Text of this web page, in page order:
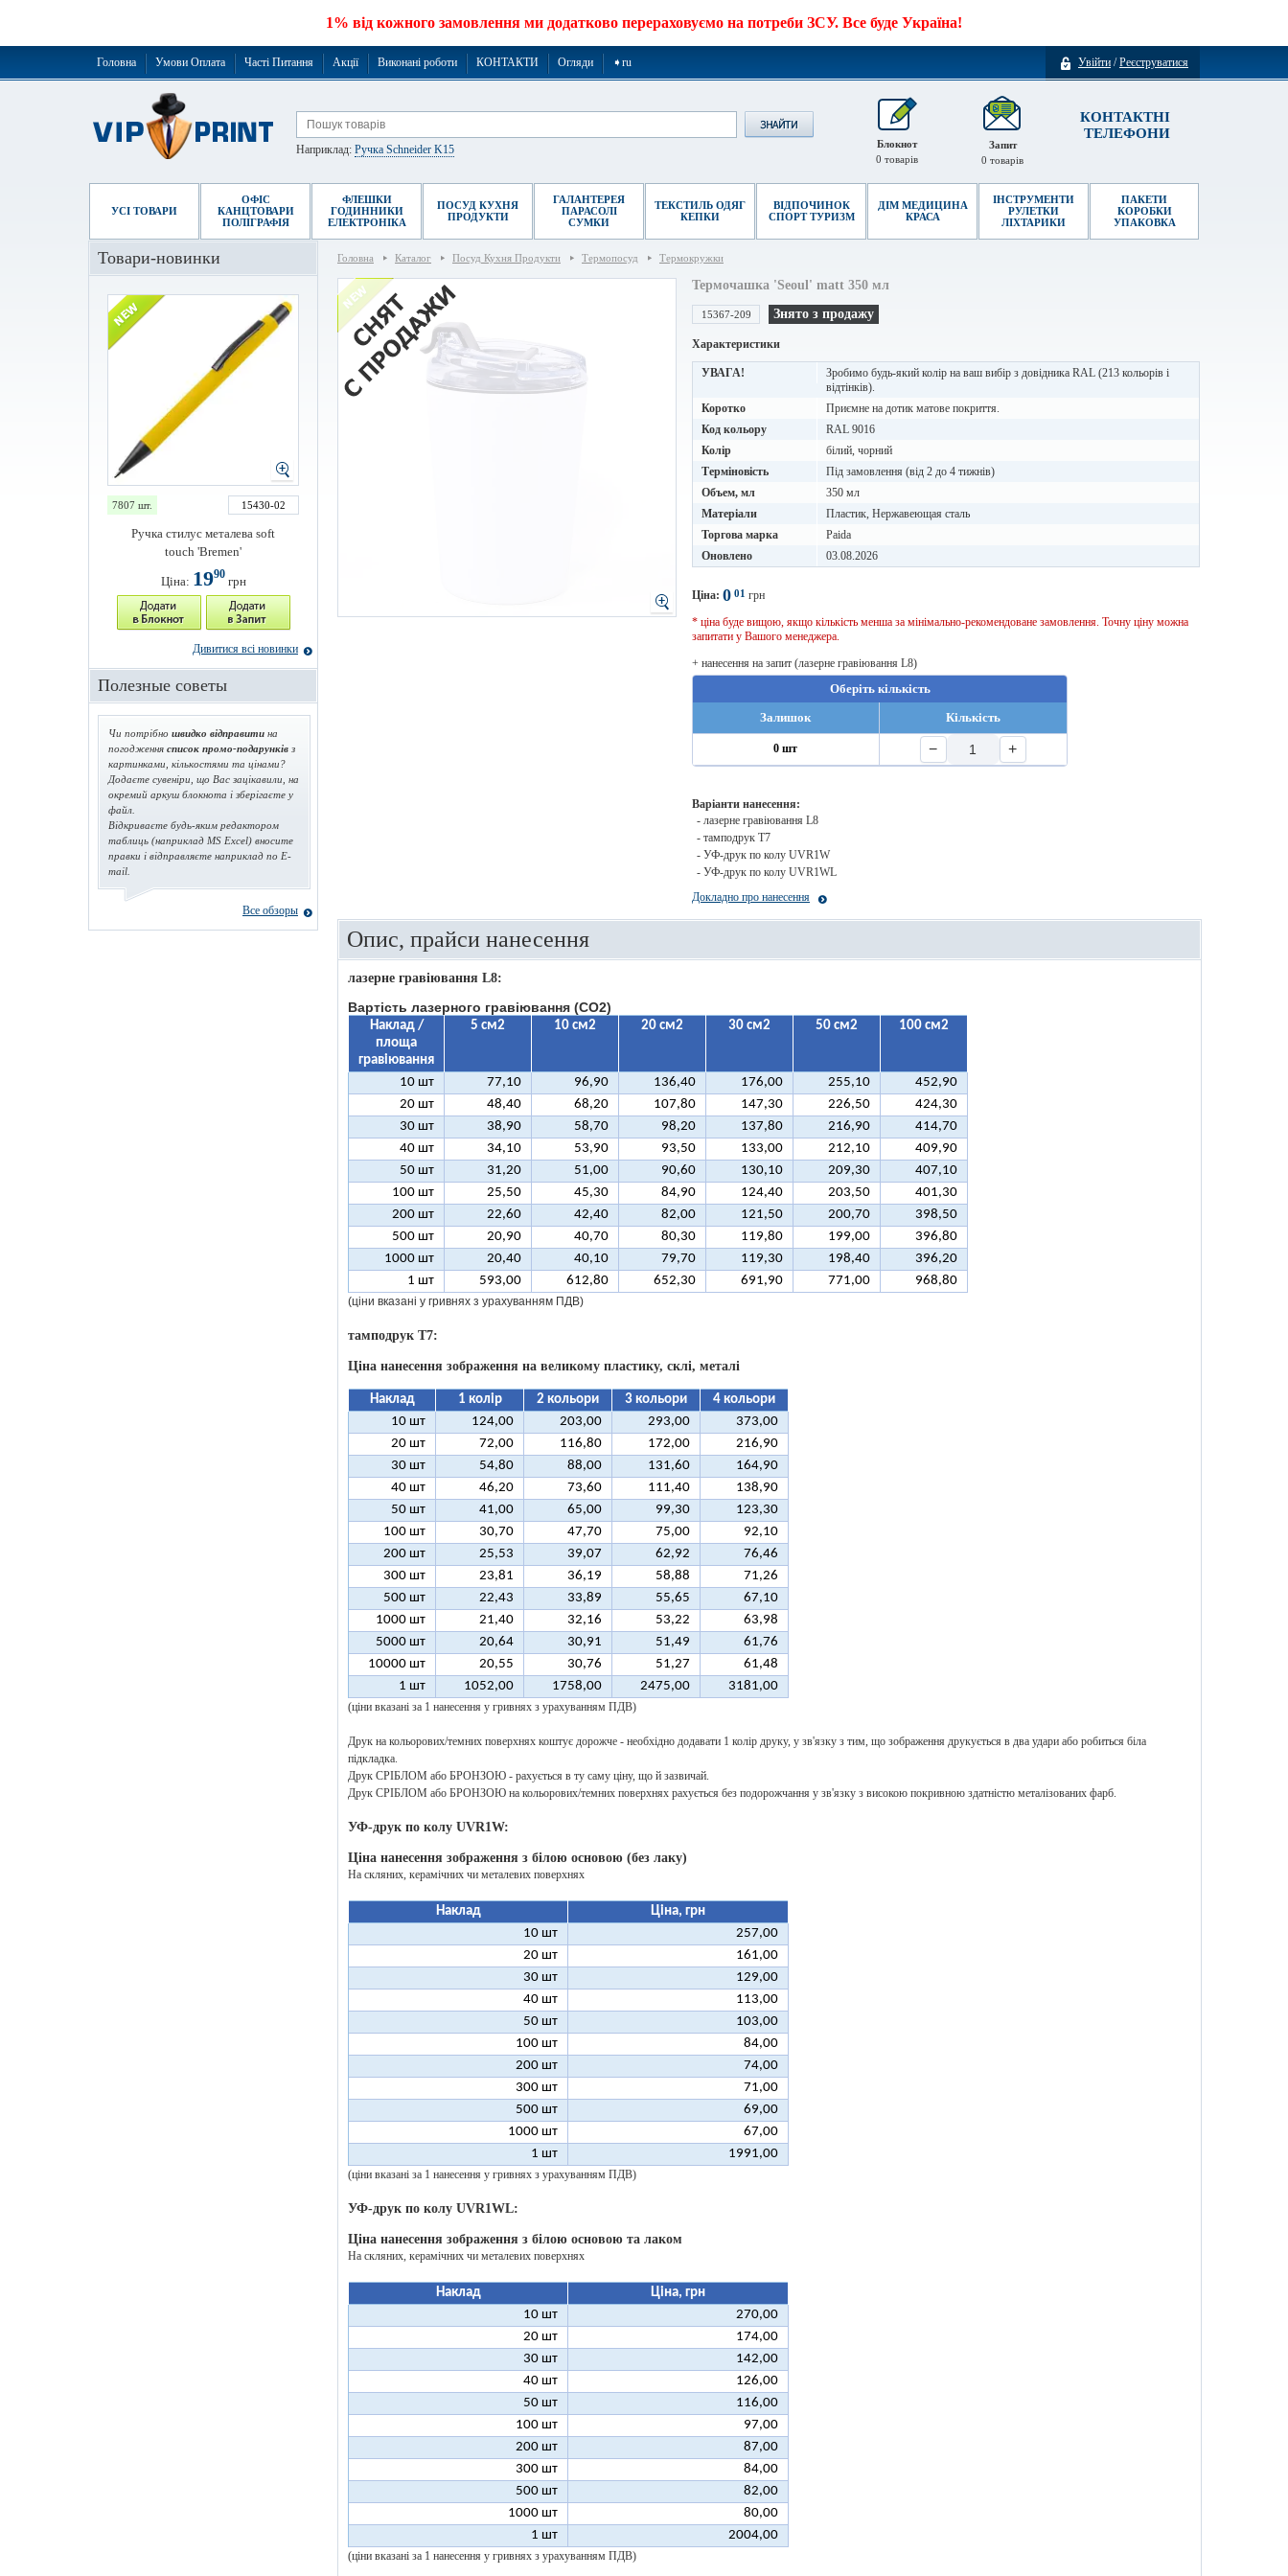
1% від кожного замовлення ми додатково перераховуємо на потреби ЗСУ. Все буде Україна!
Увійти /Реєструватися
Головна Умови Оплата Часті Питання Акції Виконані роботи КОНТАКТИ Огляди ➧ru
КОНТАКТНІ
ТЕЛЕФОНИ
Запит
0 товарів
Наприклад: Ручка Schneider K15
Блокнот
0 товарів
УСІ ТОВАРИ
ОФІС
КАНЦТОВАРИ
ПОЛІГРАФІЯ
ФЛЕШКИ
ГОДИННИКИ
ЕЛЕКТРОНІКА
ПОСУД КУХНЯ
ПРОДУКТИ
ГАЛАНТЕРЕЯ
ПАРАСОЛІ
СУМКИ
ТЕКСТИЛЬ ОДЯГ
КЕПКИ
ВІДПОЧИНОК
СПОРТ ТУРИЗМ
ДІМ МЕДИЦИНА
КРАСА
ІНСТРУМЕНТИ
РУЛЕТКИ
ЛІХТАРИКИ
ПАКЕТИ
КОРОБКИ
УПАКОВКА
Головна Каталог Посуд Кухня Продукти Термопосуд Термокружки
Термочашка 'Seoul' matt 350 мл
15367-209 Знято з продажу
Характеристики
УВАГА!
Зробимо будь-який колір на ваш вибір з довідника RAL (213 кольорів і
відтінків).
Коротко
Приємне на дотик матове покриття.
Код кольору
RAL 9016
Колір
білий, чорний
Терміновість
Під замовлення (від 2 до 4 тижнів)
Объем, мл
350 мл
Матеріали
Пластик, Нержавеющая сталь
Торгова марка
Paida
Оновлено
03.08.2026
Ціна: 0 01 грн
* ціна буде вищою, якщо кількість менша за мінімально-рекомендоване замовлення. Точну ціну можна
запитати у Вашого менеджера.
+ нанесення на запит (лазерне гравіювання L8)
Оберіть кількість
Залишок
Кількість
0 шт − +
Варіанти нанесення:
- лазерне гравіювання L8
- тамподрук T7
- УФ-друк по колу UVR1W
- УФ-друк по колу UVR1WL
Докладно про нанесення
Опис, прайси нанесення
лазерне гравіювання L8:
Вартість лазерного гравіювання (CO2)
Наклад /
площа
гравіювання
5 см2 10 см2 20 см2 30 см2 50 см2 100 см2
10 шт 77,10 96,90 136,40 176,00 255,10
452,90
20 шт
48,40 68,20 107,80 147,30 226,50
424,30
30 шт
38,90 58,70 98,20 137,80 216,90
414,70
40 шт
34,10 53,90 93,50 133,00 212,10
409,90
50 шт
31,20 51,00 90,60 130,10 209,30
407,10
100 шт
25,50 45,30 84,90 124,40 203,50
401,30
200 шт
22,60 42,40 82,00 121,50 200,70
398,50
500 шт
20,90 40,70 80,30 119,80 199,00
396,80
1000 шт
20,40 40,10 79,70 119,30 198,40
396,20
1 шт
593,00 612,80 652,30 691,90 771,00 968,80
(ціни вказані у гривнях з урахуванням ПДВ)
тамподрук T7:
Ціна нанесення зображення на великому пластику, склі, металі
Наклад 1 колір 2 кольори 3 кольори
4 кольори
10 шт
124,00 203,00 293,00
373,00
20 шт
72,00 116,80 172,00
216,90
30 шт
54,80 88,00 131,60
164,90
40 шт
46,20 73,60 111,40
138,90
50 шт
41,00 65,00 99,30
123,30
100 шт
30,70 47,70 75,00
92,10
200 шт
25,53 39,07 62,92
76,46
300 шт
23,81 36,19 58,88
71,26
500 шт
22,43 33,89 55,65
67,10
1000 шт
21,40 32,16 53,22
63,98
5000 шт
20,64 30,91 51,49
61,76
10000 шт
20,55 30,76 51,27
61,48
1 шт
1052,00 1758,00 2475,00 3181,00
(ціни вказані за 1 нанесення у гривнях з урахуванням ПДВ)
Друк на кольорових/темних поверхнях коштує дорожче - необхідно додавати 1 колір друку, у зв'язку з тим, що зображення друкується в два удари або робиться біла
підкладка.
Друк СРІБЛОМ або БРОНЗОЮ - рахується в ту саму ціну, що й зазвичай.
Друк СРІБЛОМ або БРОНЗОЮ на кольорових/темних поверхнях рахується без подорожчання у зв'язку з високою покривною здатністю металізованих фарб.
УФ-друк по колу UVR1W:
Ціна нанесення зображення з білою основою (без лаку)
На скляних, керамічних чи металевих поверхнях
Наклад
Ціна, грн
10 шт
257,00
20 шт
161,00
30 шт
129,00
40 шт
113,00
50 шт
103,00
100 шт
84,00
200 шт
74,00
300 шт
71,00
500 шт
69,00
1000 шт
67,00
1 шт
1991,00
(ціни вказані за 1 нанесення у гривнях з урахуванням ПДВ)
УФ-друк по колу UVR1WL:
Ціна нанесення зображення з білою основою та лаком
На скляних, керамічних чи металевих поверхнях
Наклад
Ціна, грн
10 шт
270,00
20 шт
174,00
30 шт
142,00
40 шт
126,00
50 шт
116,00
100 шт
97,00
200 шт
87,00
300 шт
84,00
500 шт
82,00
1000 шт
80,00
1 шт
2004,00
(ціни вказані за 1 нанесення у гривнях з урахуванням ПДВ)
Товари-новинки
7807 шт. 15430-02
Ручка стилус металева soft
touch 'Bremen'
Ціна: 1990 грн
Дивитися всі новинки
Полезные советы
Чи потрібно швидко відправити на
погодження список промо-подарунків з
картинками, кількостями та цінами?
Додаєте сувеніри, що Вас зацікавили, на
окремий аркуш блокнота і зберігаєте у
файл.
Відкриваєте будь-яким редактором
таблиць (наприклад MS Excel) вносите
правки і відправляєте наприклад по E-
mail.
Все обзоры